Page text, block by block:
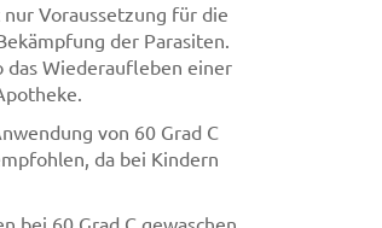
Voraussetzung für die
der Parasiten.
das Wiederaufleben einer
von 60 Grad C
da bei Kindern
bei 60 Grad C gewaschen,